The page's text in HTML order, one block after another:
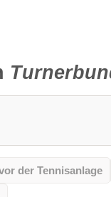
der Tennisanlage